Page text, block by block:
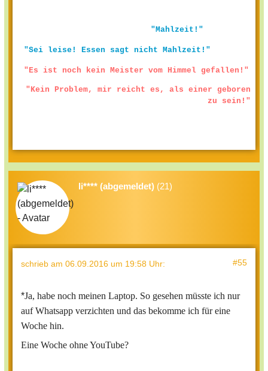
"Mahlzeit!"
"Sei leise! Essen sagt nicht Mahlzeit!"
"Es ist noch kein Meister vom Himmel gefallen!"
"Kein Problem, mir reicht es, als einer geboren
zu sein!"
li**** (abgemeldet) (21)
schrieb am 06.09.2016 um 19:58 Uhr: #55
*Ja, habe noch meinen Laptop. So gesehen müsste ich nur
auf Whatsapp verzichten und das bekomme ich für eine
Woche hin.
Eine Woche ohne YouTube?